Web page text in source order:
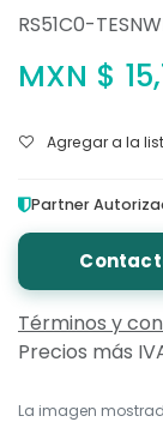
RS51C0-
MXN $
Agregar a la
Partner
Términos y
Precios más
La imagen